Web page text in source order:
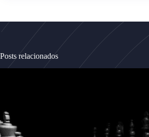
Posts relacionados